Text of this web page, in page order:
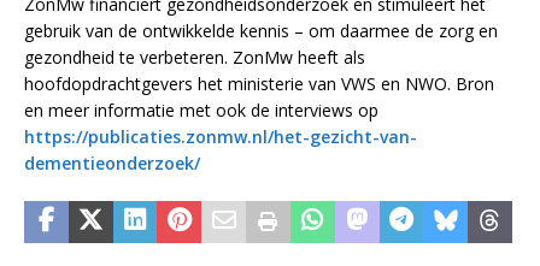
gebruik van de ontwikkelde kennis – om daarmee de zorg en
gezondheid te verbeteren. ZonMw heeft als
hoofdopdrachtgevers het ministerie van VWS en NWO. Bron
en meer informatie met ook de interviews op
https://publicaties.zonmw.nl/het-gezicht-van-
dementieonderzoek/